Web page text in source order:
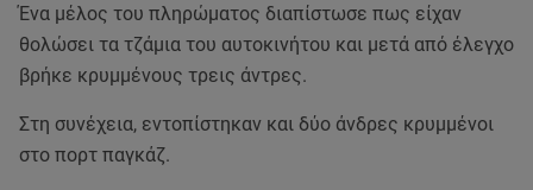
Ένα μέλος του πληρώματος διαπίστωσε πως είχαν
θολώσει τα τζάμια του αυτοκινήτου και μετά από έλεγχο
βρήκε κρυμμένους τρεις άντρες.
Στη συνέχεια, εντοπίστηκαν και δύο άνδρες κρυμμένοι
στο πορτ παγκάζ.